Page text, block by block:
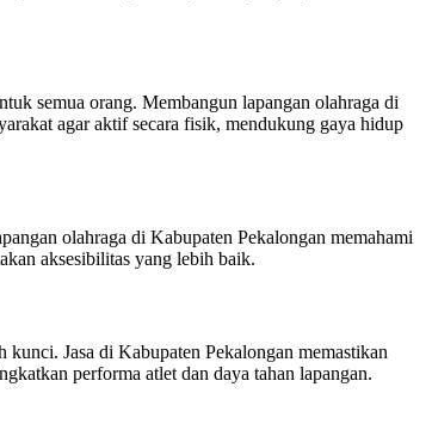
semua orang. Membangun lapangan olahraga di
agar aktif secara fisik, mendukung gaya hidup
olahraga di Kabupaten Pekalongan memahami
aksesibilitas yang lebih baik.
Jasa di Kabupaten Pekalongan memastikan
performa atlet dan daya tahan lapangan.